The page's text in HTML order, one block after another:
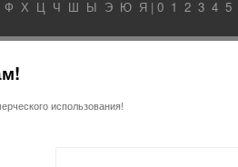
Ф Х Ц Ч Ш Ы Э Ю Я| 0 1 2 3 4 5
использования!